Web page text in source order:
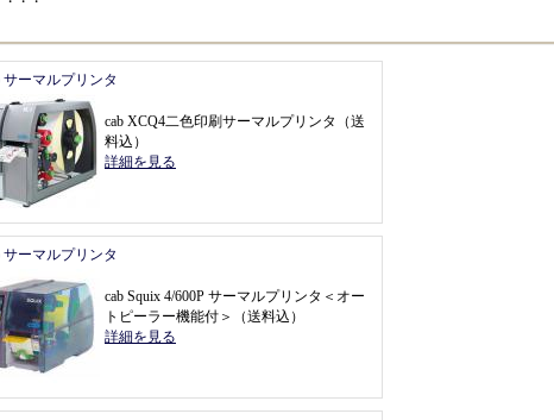
サーマルプリンタ
cab XCQ4二色印刷サーマルプリンタ （送
料込 ）
詳細を見る
サーマルプリンタ
cab Squix 4/600P サーマルプリンタ ＜ オー
トピーラー機能付 ＞（送料込 ）
詳細を見る